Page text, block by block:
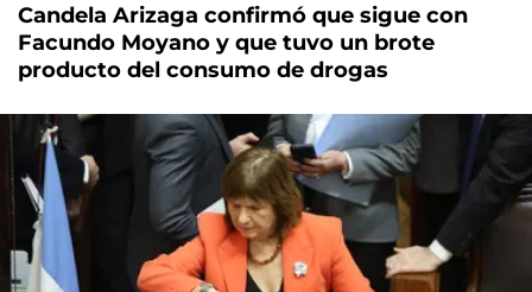
Candela Arizaga confirmó que sigue con
Facundo Moyano y que tuvo un brote
producto del consumo de drogas